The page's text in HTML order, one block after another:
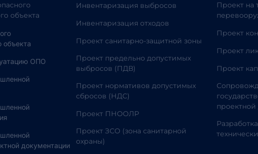
объекта
объекта
ОПО
документации
Инвентаризация выбросов
Инвентаризация отходов
Проект санитарно-защитной зоны
Проект предельно допустимых
выбросов (ПДВ)
Проект нормативов допустимых
сбросов (НДС)
Проект ПНООЛР
Проект ЗСО (зона санитарной
охраны)
Проект на
Проект
Проект
Проект